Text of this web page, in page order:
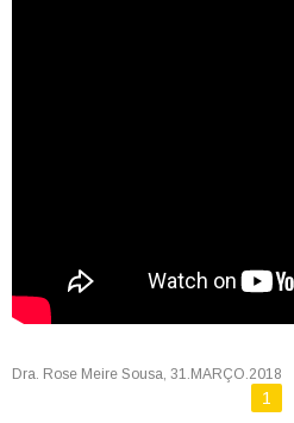
Dra. Rose Meire Sousa, 31.MARÇO.2018
1